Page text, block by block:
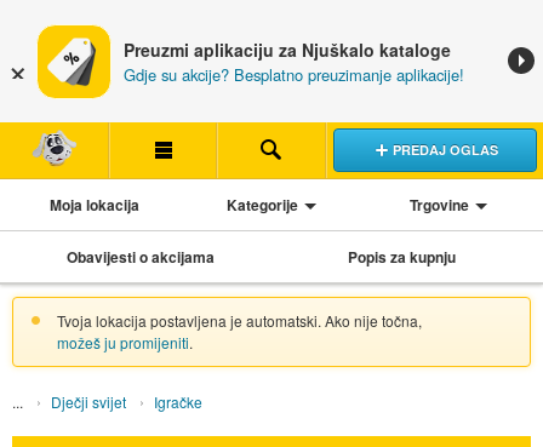
Preuzmi aplikaciju za Njuškalo kataloge
Gdje su akcije? Besplatno preuzimanje aplikacije!
PREDAJ OGLAS
Moja lokacija Kategorije Trgovine
Obavijesti o akcijama Popis za kupnju
Tvoja lokacija postavljena je automatski. Ako nije točna,
možeš ju promijeniti.
Dječji svijet Igračke